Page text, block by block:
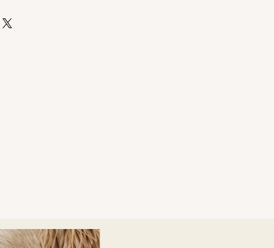
il peut y avoir des